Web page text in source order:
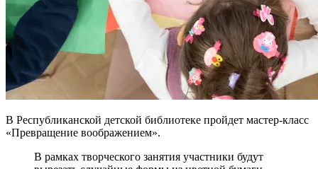
В Республиканской детской библиотеке пройдет мастер-класс
«Превращение воображением».
В рамках творческого занятия участники будут